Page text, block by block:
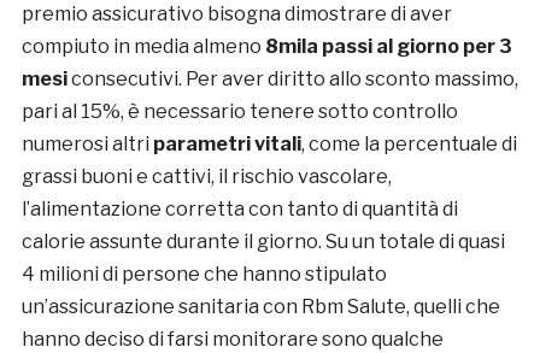
premio assicurativo bisogna dimostrare di aver
compiuto in media almeno 8mila passi al giorno per 3
mesiconsecutivi. Per aver diritto allo sconto massimo,
pari al 15%, è necessario tenere sotto controllo
numerosi altri parametri vitali, come la percentuale di
grassi buoni e cattivi, il rischio vascolare,
l’alimentazione corretta con tanto di quantità di
calorie assunte durante il giorno. Su un totale di quasi
4 milioni di persone che hanno stipulato
un’assicurazione sanitaria con Rbm Salute, quelli che
hanno deciso di farsi monitorare sono qualche